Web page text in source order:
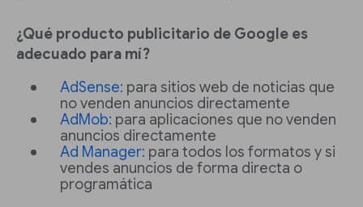
¿Qué producto publicitario de Google es
adecuado para mí?
AdSense: para sitios web de noticias que
no venden anuncios directamente
AdMob: para aplicaciones que no venden
anuncios directamente
Ad Manager: para todos los formatos y si
vendes anuncios de forma directa o
programática